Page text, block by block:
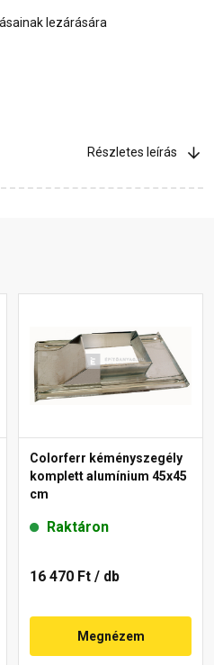
lezárására
Részletes leírás
Colorferr kéményszegély
komplett alumínium 45x45
cm
Raktáron
16 470 Ft / db
Megnézem